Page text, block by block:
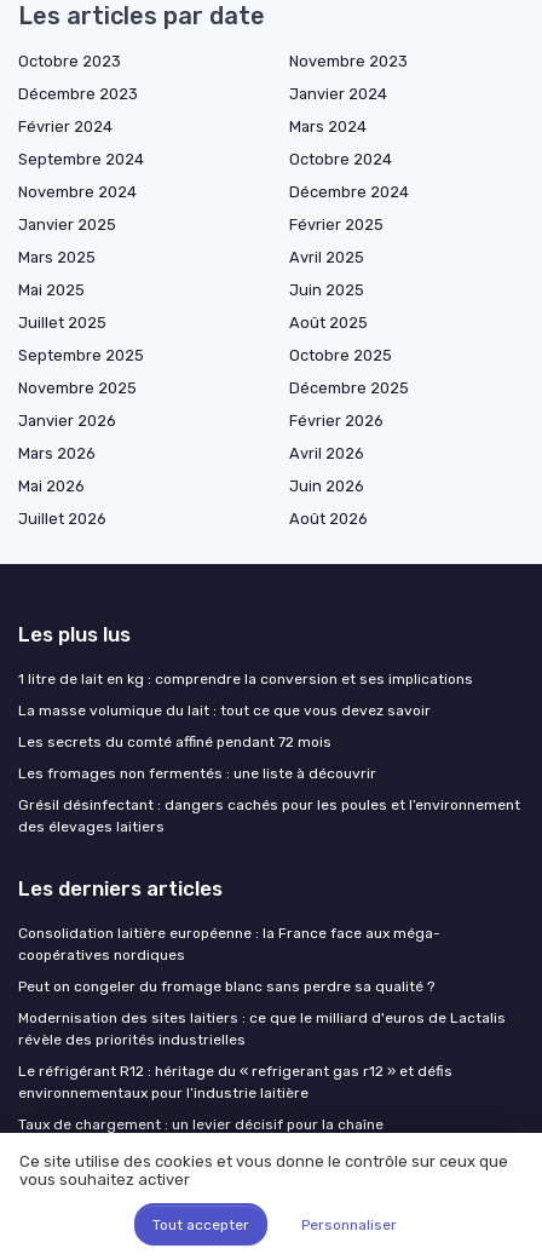
Les articles par date
Octobre 2023
Novembre 2023
Décembre 2023
Janvier 2024
Février 2024
Mars 2024
Septembre 2024
Octobre 2024
Novembre 2024
Décembre 2024
Janvier 2025
Février 2025
Mars 2025
Avril 2025
Mai 2025
Juin 2025
Juillet 2025
Août 2025
Septembre 2025
Octobre 2025
Novembre 2025
Décembre 2025
Janvier 2026
Février 2026
Mars 2026
Avril 2026
Mai 2026
Juin 2026
Juillet 2026
Août 2026
Les plus lus
1 litre de lait en kg : comprendre la conversion et ses implications
La masse volumique du lait : tout ce que vous devez savoir
Les secrets du comté affiné pendant 72 mois
Les fromages non fermentés : une liste à découvrir
Grésil désinfectant : dangers cachés pour les poules et l’environnement
des élevages laitiers
Les derniers articles
Consolidation laitière européenne : la France face aux méga-
coopératives nordiques
Peut on congeler du fromage blanc sans perdre sa qualité ?
Modernisation des sites laitiers : ce que le milliard d'euros de Lactalis
révèle des priorités industrielles
Le réfrigérant R12 : héritage du « refrigerant gas r12 » et défis
environnementaux pour l’industrie laitière
Taux de chargement : un levier décisif pour la chaîne
Milk Insiders
Ce site utilise des cookies et vous donne le contrôle sur ceux que
vous souhaitez activer
Tout accepter Personnaliser